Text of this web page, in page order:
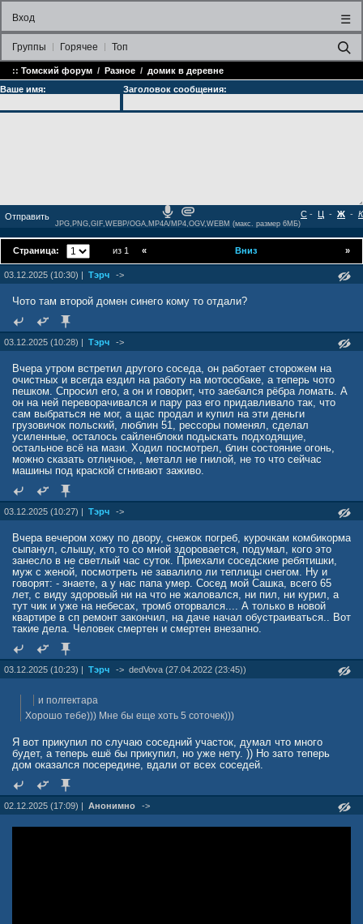
Вход ☰
Группы Горячее Топ
:: Томский форум / Разное / домик в деревне
Ваше имя:
Заголовок сообщения:
- Ц - Ж - К
С
JPG,PNG,GIF,WEBP/OGA,MP4A/MP4,OGV,WEBM (макс. размер 6МБ)
Страница: из 1 »
« Вниз
03.12.2025 (10:30) | Тэрч ->
Чото там второй домен синего кому то отдали?
03.12.2025 (10:28) | Тэрч ->
Вчера утром встретил другого соседа, он работает сторожем на
очистных и всегда ездил на работу на мотособаке, а теперь чото
пешком. Спросил его, а он и говорит, что заебался рёбра ломать. А
он на ней переворачивался и пару раз его придавливало так, что
сам выбраться не мог, а щас продал и купил на эти деньги
грузовичок польский, люблин 51, рессоры поменял, сделал
усиленные, осталось сайленблоки подыскать подходящие,
остальное всё на мази. Ходил посмотрел, блин состояние огонь,
можно сказать отличное, , металл не гнилой, не то что сейчас
машины под краской сгнивают заживо.
03.12.2025 (10:27) | Тэрч ->
Вчера вечером хожу по двору, снежок погреб, курочкам комбикорма
сыпанул, слышу, кто то со мной здоровается, подумал, кого это
занесло в не светлый час суток. Приехали соседские ребятишки,
муж с женой, посмотреть не завалило ли теплицы снегом. Ну и
говорят: - знаете, а у нас папа умер. Сосед мой Сашка, всего 65
лет, с виду здоровый ни на что не жаловался, ни пил, ни курил, а
тут чик и уже на небесах, тромб оторвался.... А только в новой
квартире в сп ремонт закончил, на даче начал обустраиваться.. Вот
такие дела. Человек смертен и смертен внезапно.
03.12.2025 (10:23) | Тэрч -> dedVova (27.04.2022 (23:45))
и полгектара
Хорошо тебе))) Мне бы еще хоть 5 соточек)))
Я вот прикупил по случаю соседний участок, думал что много
будет, а теперь ешё бы прикупил, но уже нету. )) Но зато теперь
дом оказался посередине, вдали от всех соседей.
02.12.2025 (17:09) | Анонимно ->